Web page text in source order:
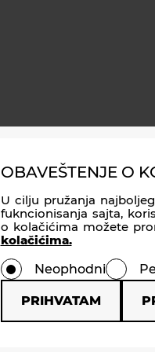
OBAVEŠTENJE O
U cilju pružanja
fukncionisanja sajta,
o kolačićima možete
kolačićima.
Neophodni
PRIHVATAM